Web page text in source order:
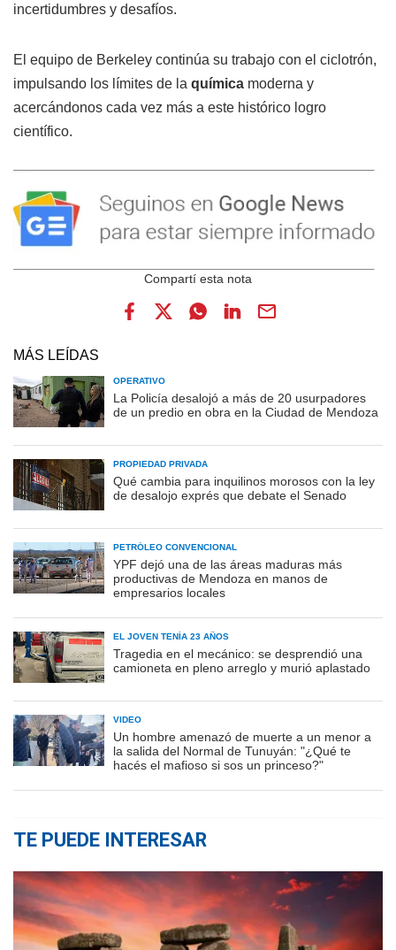
incertidumbres y desafíos.
El equipo de Berkeley continúa su trabajo con el ciclotrón,
impulsando los límites de la química moderna y
acercándonos cada vez más a este histórico logro
científico.
MÁS LEÍDAS
OPERATIVO
La Policía desalojó a más de 20 usurpadores
de un predio en obra en la Ciudad de Mendoza
PROPIEDAD PRIVADA
Qué cambia para inquilinos morosos con la ley
de desalojo exprés que debate el Senado
PETRÓLEO CONVENCIONAL
YPF dejó una de las áreas maduras más
productivas de Mendoza en manos de
empresarios locales
EL JOVEN TENÍA 23 AÑOS
Tragedia en el mecánico: se desprendió una
camioneta en pleno arreglo y murió aplastado
VIDEO
Un hombre amenazó de muerte a un menor a
la salida del Normal de Tunuyán: "¿Qué te
hacés el mafioso si sos un princeso?"
TE PUEDE INTERESAR